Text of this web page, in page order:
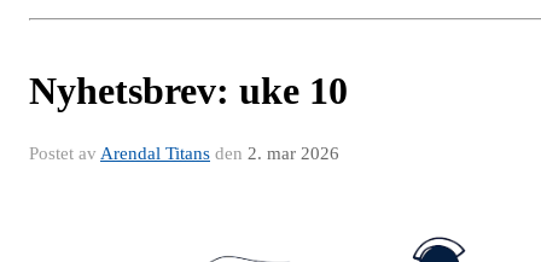
Nyhetsbrev: uke 10
Postet av Arendal Titans den 2. mar 2026